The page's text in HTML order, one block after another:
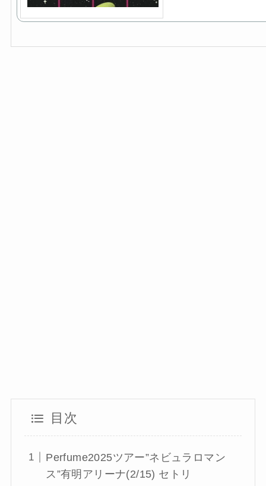
目次
Perfume2025ツアー”ネビュラロマン
ス”有明アリーナ(2/15) セトリ